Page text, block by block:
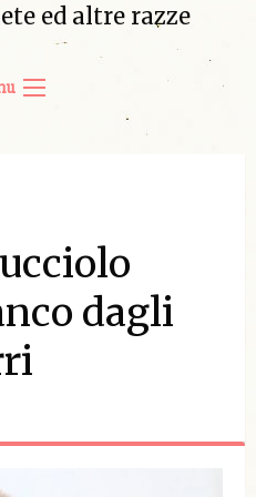
ed altre razze
dagli